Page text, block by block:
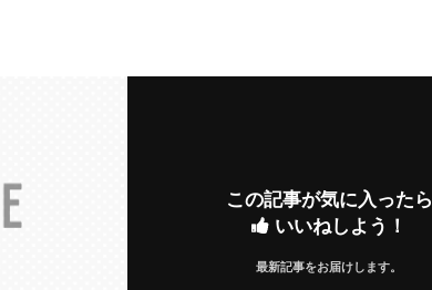
この記事が気に入ったら
いいねしよう！
最新記事をお届けします。